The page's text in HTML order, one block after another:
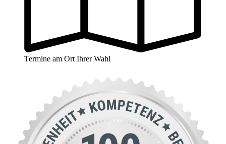
Termine am Ort Ihrer Wahl